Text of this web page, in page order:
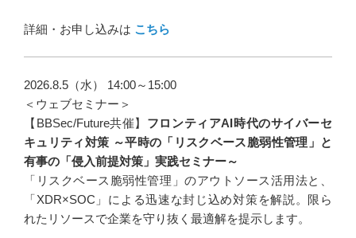
詳細・お申し込みは こちら
2026.8.5（水） 14:00～15:00
＜ウェブセミナー＞
【BBSec/Future共催】 フロンティアAI時代のサイバーセ
キュリティ対策 ～平時の「リスクベース脆弱性管理」と
有事の「侵入前提対策」実践セミナー～
「リスクベース脆弱性管理」のアウトソース活用法と、
「XDR×SOC」による迅速な封じ込め対策を解説。限ら
れたリソースで企業を守り抜く最適解を提示します。